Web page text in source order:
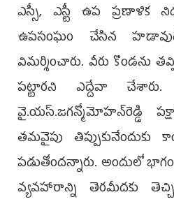
ఎస్సీ, ఎస్టీ ఉప ప్రణాళిక
ఉపసంఘం చేసిన
విమర్శించారు. వీరు కొండను
పట్టారని ఎద్దేవా చేశారు.
వై.యస్.జగన్మోమోహన్‌రెడ్డి
తమవైపు తిప్పుకునేందుకు
పడుతోందన్నారు. అందులో
వ్యవహారాన్ని తెరమీదకు